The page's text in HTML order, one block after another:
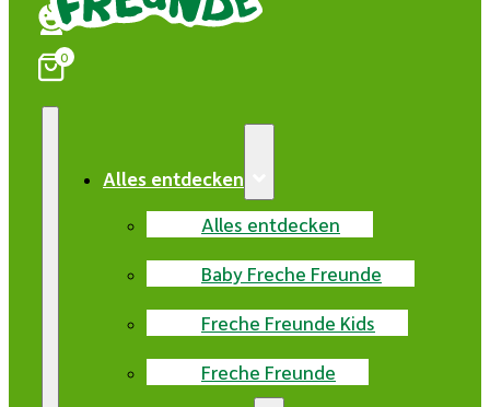
0
Alles entdecken
Alles entdecken
Baby Freche Freunde
Freche Freunde Kids
Freche Freunde